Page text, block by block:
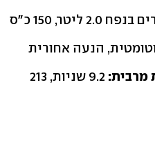
150 כ"ס
הנעה אחורית
9.2 שניות, 213